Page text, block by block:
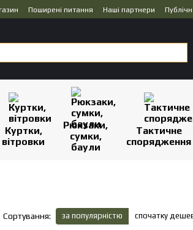
Поширені питання Наші партнери
Куртки,
вітровки
Рюкзаки,
сумки,
баули
Тактичне
спорядження
Сортування: за популярністю спочатку